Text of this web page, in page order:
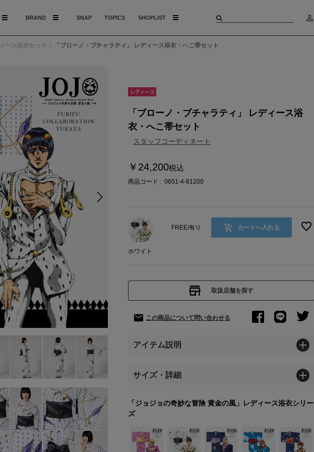
BRAND SNAP TOPICS SHOPLIST person_outline
ース浴衣セット 「ブローノ・ブチャラティ」 レディース浴衣・へこ帯セット
「ブローノ・ブチャラティ」 レディース浴
衣・へこ帯セット
スタッフコーディネート
￥24,200税込
商品コード 0651-4-81200
ホワイト
FREE/有り カートへ入れる
取扱店舗を探す
この商品について問い合わせる
アイテム説明
サイズ・詳細
「ジョジョの奇妙な冒険 黄金の風」レディース浴衣シリー
ズ